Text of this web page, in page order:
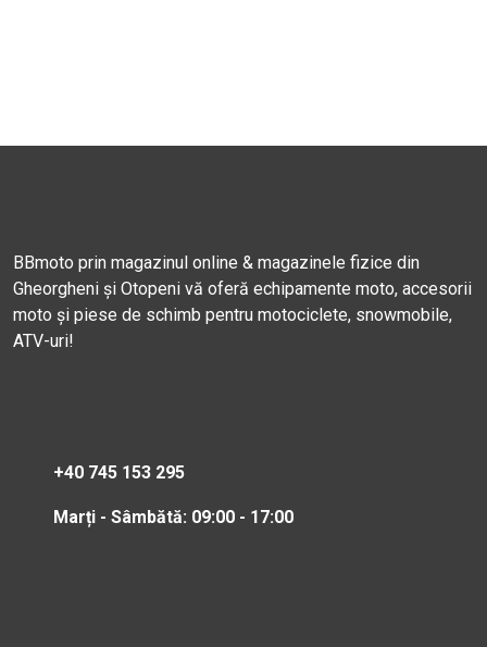
BBmoto prin magazinul online & magazinele fizice din
Gheorgheni și Otopeni vă oferă echipamente moto, accesorii
moto și piese de schimb pentru motociclete, snowmobile,
ATV-uri!
+40 745 153 295
Marți - Sâmbătă: 09:00 - 17:00